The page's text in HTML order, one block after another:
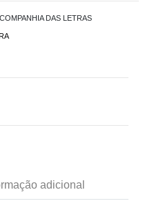
COMPANHIA DAS LETRAS
adicional